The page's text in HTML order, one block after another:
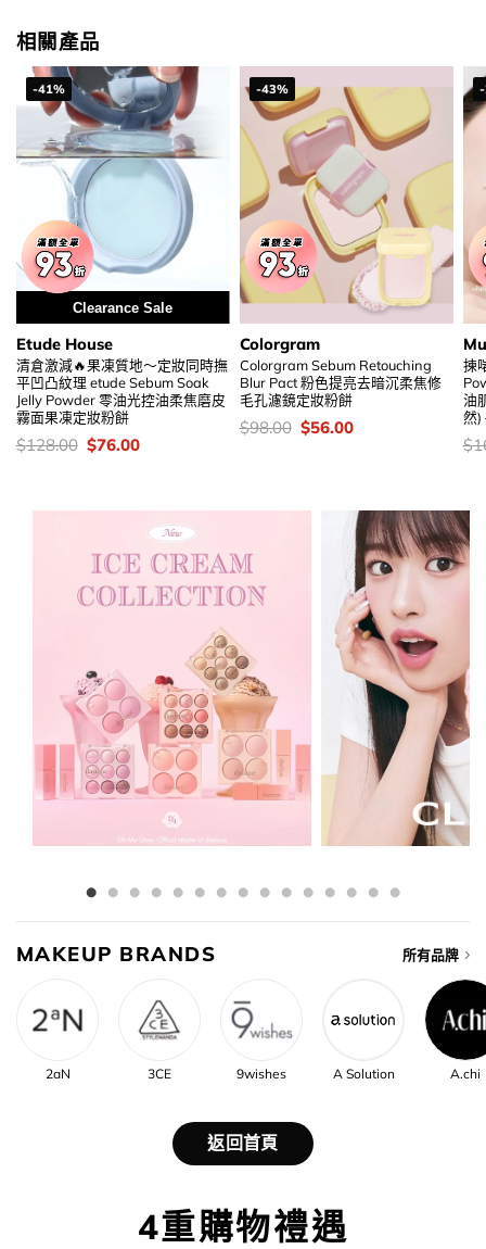
相關產品
-41%
Clearance Sale
Etude House
清倉激減🔥果凍質地～定妝同時撫
平凹凸紋理 etude Sebum Soak
Jelly Powder 零油光控油柔焦磨皮
霧面果凍定妝粉餅
價
錢：
$128.00 Original
price
$76.00Current
-43%
Colorgram
Colorgram Sebum Retouching
Blur Pact 粉色提亮去暗沉柔焦修
毛孔濾鏡定妝粉餅
價
錢：
$98.00 Original
price
$56.00Current
揀
油
然)
價
錢
$
MAKEUP BRANDS 所有品牌
2aN 3CE 9wishes A Solution A.chi
返回首頁
4重購物禮遇